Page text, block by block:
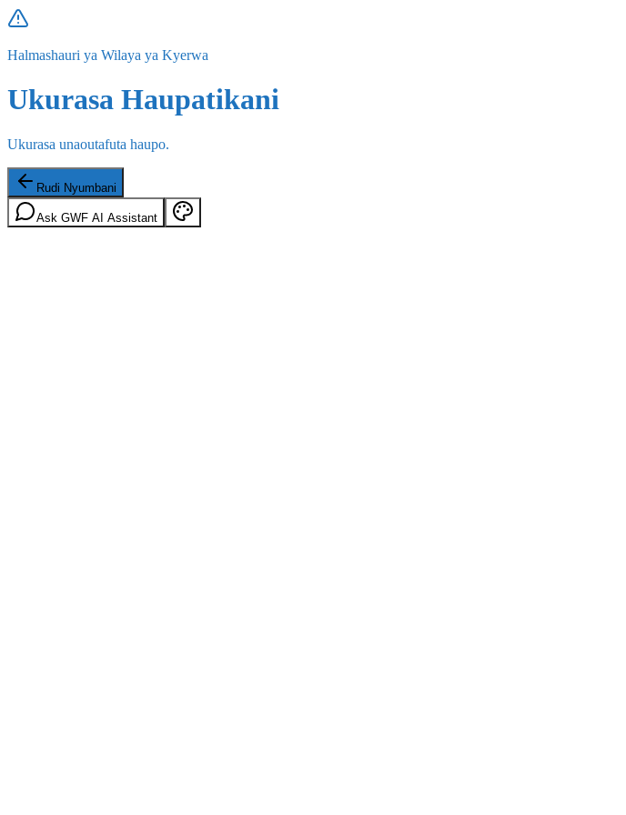
Halmashauri ya Wilaya ya Kyerwa
Ukurasa Haupatikani
Ukurasa unaoutafuta haupo.
Rudi Nyumbani
Ask GWF AI Assistant